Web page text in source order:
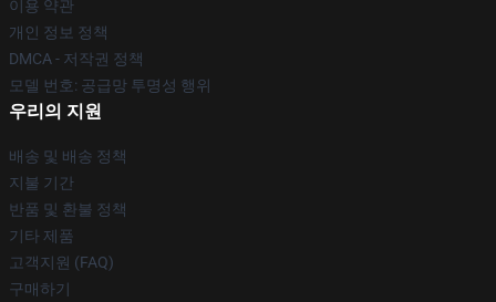
이용 약관
개인 정보 정책
DMCA - 저작권 정책
모델 번호: 공급망 투명성 행위
우리의 지원
배송 및 배송 정책
지불 기간
반품 및 환불 정책
기타 제품
고객지원 (FAQ)
구매하기